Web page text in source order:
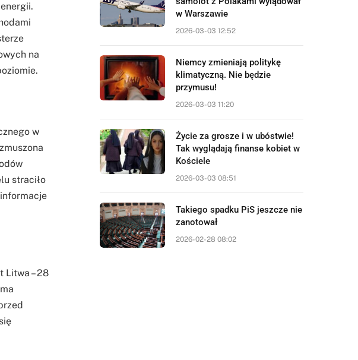
na
w
straciło
Litwa – 28
w Warszawie
2026-03-03 12:52
Niemcy zmieniają politykę
klimatyczną. Nie będzie
przymusu!
2026-03-03 11:20
Życie za grosze i w ubóstwie!
Tak wyglądają finanse kobiet w
Kościele
2026-03-03 08:51
Takiego spadku PiS jeszcze nie
zanotował
2026-02-28 08:02